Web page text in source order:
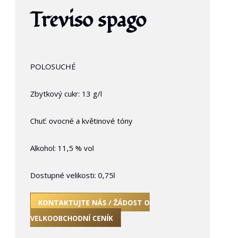
Treviso spago
POLOSUCHÉ
Zbytkový cukr: 13 g/l
Chuť: ovocné a květinové tóny
Alkohol: 11,5 % vol
Dostupné velikosti: 0,75l
KONTAKTUJTE NÁS / ŽÁDOST O
VELKOOBCHODNÍ CENÍK